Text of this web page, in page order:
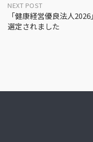
NEXT POST
「健康経営優良法人2026
選定されました